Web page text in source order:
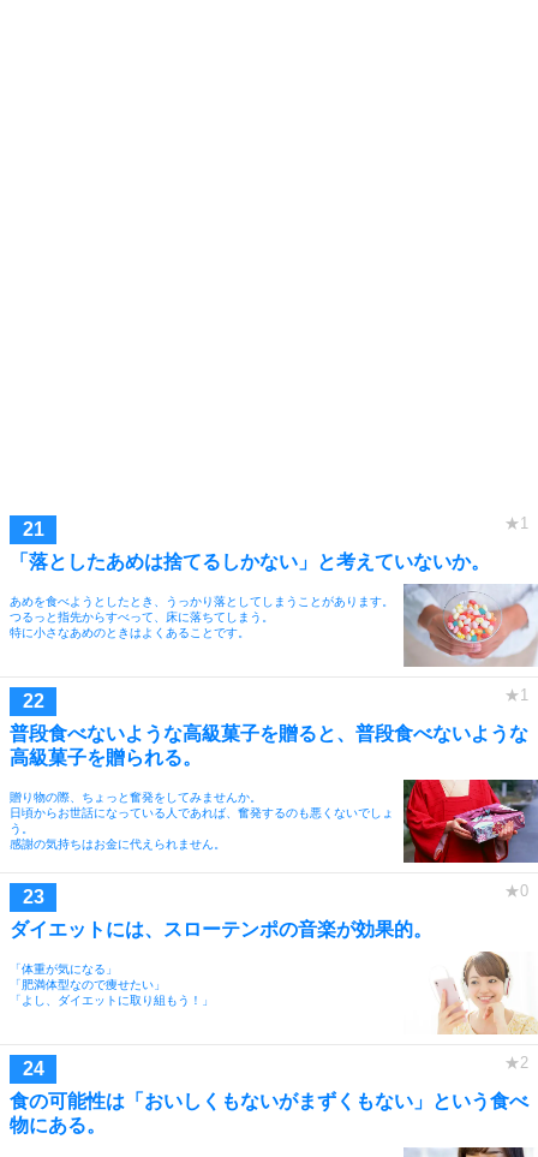
「落としたあめは捨てるしかない」と考えていないか。
あめを食べようとしたとき、うっかり落としてしまうことがあります。
つるっと指先からすべって、床に落ちてしまう。
特に小さなあめのときはよくあることです。
普段食べないような高級菓子を贈ると、普段食べないような
高級菓子を贈られる。
贈り物の際、ちょっと奮発をしてみませんか。
日頃からお世話になっている人であれば、奮発するのも悪くないでしょ
う。
感謝の気持ちはお金に代えられません。
ダイエットには、スローテンポの音楽が効果的。
「体重が気になる」
「肥満体型なので痩せたい」
「よし、ダイエットに取り組もう！」
食の可能性は「おいしくもないがまずくもない」という食べ
物にある。